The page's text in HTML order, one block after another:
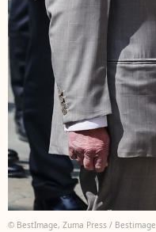
© BestImage, Zuma Press / Bestimage